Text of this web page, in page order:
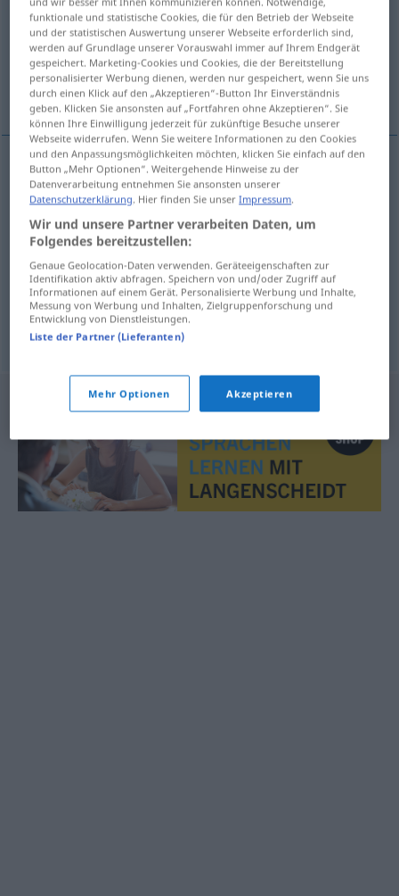
Übersicht aller Übersetzungen
(Für mehr Details die Übersetzung anklicken/antippen)
koji po redu koji je danas datum?
Beispiele
der Wievielteallgemein
koji poredu
der Wievielte ist heute?
koji je danasdatum?
funktionale und statistische Cookies, die für den Betrieb der Webseite
und der statistischen Auswertung unserer Webseite erforderlich sind,
werden auf Grundlage unserer Vorauswahl immer auf Ihrem Endgerät
gespeichert. Marketing-Cookies und Cookies, die der Bereitstellung
personalisierter Werbung dienen, werden nur gespeichert, wenn Sie uns
durch einen Klick auf den „Akzeptieren“-Button Ihr Einverständnis
geben. Klicken Sie ansonsten auf „Fortfahren ohne Akzeptieren“. Sie
können Ihre Einwilligung jederzeit für zukünftige Besuche unserer
Webseite widerrufen. Wenn Sie weitere Informationen zu den Cookies
und den Anpassungsmöglichkeiten möchten, klicken Sie einfach auf den
Button „Mehr Optionen“. Weitergehende Hinweise zu der
Datenverarbeitung entnehmen Sie ansonsten unserer
Datenschutzerklärung. Hier finden Sie unserImpressum.
Wir und unsere Partner verarbeiten Daten, um
Folgendes bereitzustellen:
Genaue Geolocation-Daten verwenden. Geräteeigenschaften zur
Identifikation aktiv abfragen. Speichern von und/oder Zugriff auf
Informationen auf einem Gerät. Personalisierte Werbung und Inhalte,
Messung von Werbung und Inhalten, Zielgruppenforschung und
Entwicklung von Dienstleistungen.
Liste der Partner (Lieferanten)
Mehr Optionen Akzeptieren